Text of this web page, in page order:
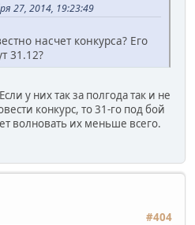
27, 2014, 19:23:49
насчет конкурса? Его
31.12?
у них так за полгода так и не
конкурс, то 31-го под бой
волновать их меньше всего.
#404